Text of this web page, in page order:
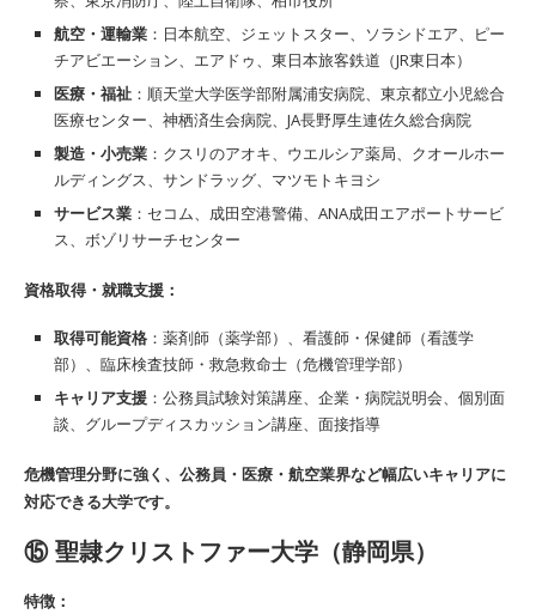
航空・運輸業 ：日本航空、ジェットスター、ソラシドエア、ピー
チアビエーション、エアドゥ、東日本旅客鉄道（JR東日本）
医療・福祉 ：順天堂大学医学部附属浦安病院、東京都立小児総合
医療センター、神栖済生会病院、JA長野厚生連佐久総合病院
製造・小売業 ：クスリのアオキ、ウエルシア薬局、クオールホー
ルディングス、サンドラッグ、マツモトキヨシ
サービス業 ：セコム、成田空港警備、ANA成田エアポートサービ
ス、ボゾリサーチセンター
資格取得・就職支援：
取得可能資格 ：薬剤師（薬学部）、看護師・保健師（看護学
部）、臨床検査技師・救急救命士（危機管理学部）
キャリア支援 ：公務員試験対策講座、企業・病院説明会、個別面
談、グループディスカッション講座、面接指導
危機管理分野に強く、公務員・医療・航空業界など幅広いキャリアに
対応できる大学です。
⑮ 聖隷クリストファー大学（静岡県）
特徴：